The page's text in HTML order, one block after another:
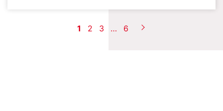
1 2 3 … 6